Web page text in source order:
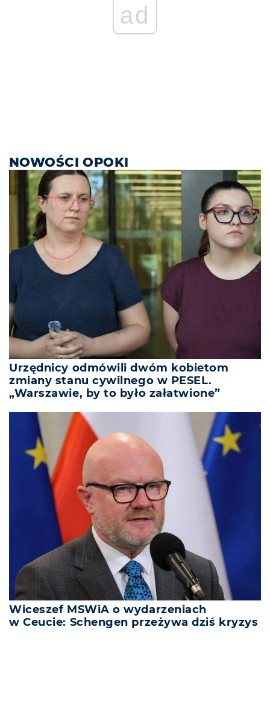
ad
NOWOŚCI OPOKI
Urzędnicy odmówili dwóm kobietom
zmiany stanu cywilnego w PESEL.
„Warszawie, by to było załatwione”
Wiceszef MSWiA o wydarzeniach
w Ceucie: Schengen przeżywa dziś kryzys